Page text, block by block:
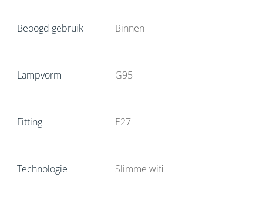
Beoogd gebruik Binnen
Lampvorm G95
Fitting E27
Technologie Slimme wifi